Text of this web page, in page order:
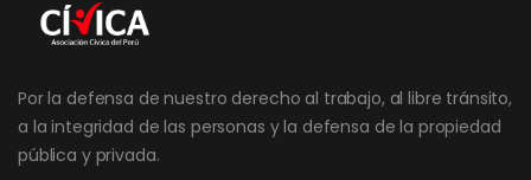
Por la defensa de nuestro derecho al trabajo, al libre tránsito,
a la integridad de las personas y la defensa de la propiedad
pública y privada.